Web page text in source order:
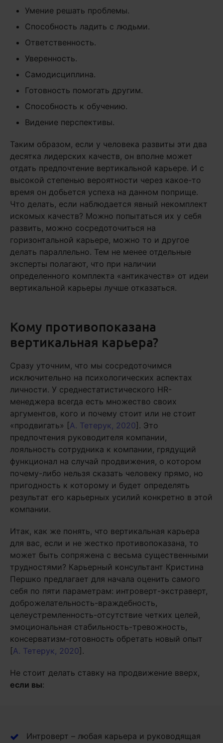
Умение решать проблемы.
Способность ладить с людьми.
Ответственность.
Уверенность.
Самодисциплина.
Готовность помогать другим.
Способность к обучению.
Видение перспективы.
Таким образом, если у человека развиты эти два
десятка лидерских качеств, он вполне может
отдать предпочтение вертикальной карьере. И с
высокой степенью вероятности через какое-то
время он добьется успеха на данном поприще.
Что делать, если наблюдается явный некомплект
искомых качеств? Можно попытаться их у себя
развить, можно сосредоточиться на
горизонтальной карьере, можно то и другое
делать параллельно. Тем не менее отдельные
эксперты полагают, что при наличии
определенного комплекта «антикачеств» от идеи
вертикальной карьеры лучше отказаться.
Кому противопоказана
вертикальная карьера?
Сразу уточним, что мы сосредоточимся
исключительно на психологических аспектах
личности. У среднестатистического HR-
менеджера всегда есть множество своих
аргументов, кого и почему стоит или не стоит
«продвигать» [А. Тетерук, 2020]. Это
предпочтения руководителя компании,
лояльность сотрудника к компании, грядущий
функционал на случай продвижения, о котором
почему-либо нельзя сказать человеку прямо, но
пригодность к которому и будет определять
результат его карьерных усилий конкретно в этой
компании.
Итак, как же понять, что вертикальная карьера
для вас, если и не жестко противопоказана, то
может быть сопряжена с весьма существенными
трудностями? Карьерный консультант Кристина
Першко предлагает для начала оценить самого
себя по пяти параметрам: интроверт-экстраверт,
доброжелательность-враждебность,
целеустремленность-отсутствие четких целей,
эмоциональная стабильность-тревожность,
консерватизм-готовность обретать новый опыт
[А. Тетерук, 2020].
Не стоит делать ставку на продвижение вверх,
если вы:
Интроверт – любая карьера и руководящая